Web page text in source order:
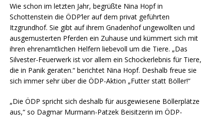
Wie schon im letzten Jahr, begrüßte Nina Hopf in
Schottenstein die ÖDP’ler auf dem privat geführten
Itzgrundhof. Sie gibt auf ihrem Gnadenhof ungewollten und
ausgemusterten Pferden ein Zuhause und kümmert sich mit
ihren ehrenamtlichen Helfern liebevoll um die Tiere. „Das
Silvester-Feuerwerk ist vor allem ein Schockerlebnis für Tiere,
die in Panik geraten.“ berichtet Nina Hopf. Deshalb freue sie
sich immer sehr über die ÖDP-Aktion „Futter statt Böller!“
„Die ÖDP spricht sich deshalb für ausgewiesene Böllerplätze
aus,“ so Dagmar Murmann-Patzek Beisitzerin im ÖDP-